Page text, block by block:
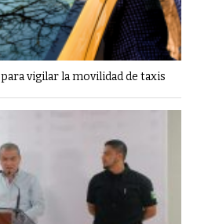
vigilar la movilidad de taxis